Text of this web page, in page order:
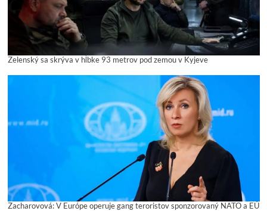
Zelenský sa skrýva v hĺbke 93 metrov pod zemou v Kyjeve
Zacharovová: V Európe operuje gang teroristov sponzorovaný NATO a EÚ